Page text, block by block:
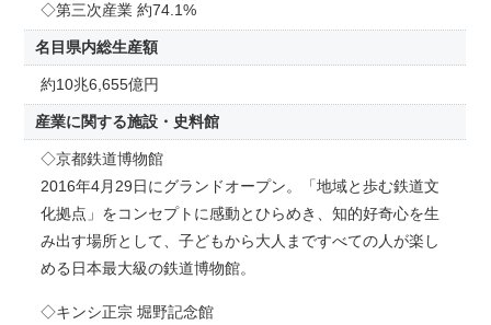
◇第三次産業 約74.1%
名目県内総生産額
約10兆6,655億円
産業に関する施設・史料館
◇京都鉄道博物館
2016年4月29日にグランドオープン。「地域と歩む鉄道文
化拠点」をコンセプトに感動とひらめき、知的好奇心を生
み出す場所として、子どもから大人まですべての人が楽し
める日本最大級の鉄道博物館。
◇キンシ正宗 堀野記念館